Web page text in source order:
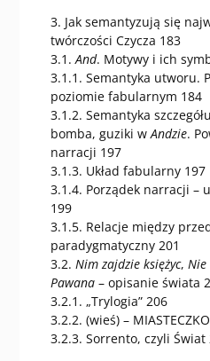
3. Jak semantyzują się
twórczości Czycza 183
3.1.And. Motywy i ich
3.1.1. Semantyka utworu.
poziomie fabularnym 184
3.1.2. Semantyka
bomba, guziki wAndzie.
narracji 197
3.1.3. Układ fabularny 197
3.1.4. Porządek narracji –
199
3.1.5. Relacje między
paradygmatyczny 201
3.2. Nim zajdzie księżyc, Nie
Pawana– opisanie świata
3.2.1. „Trylogia” 206
3.2.2. (wieś) –
3.2.3. Sorrento, czyli Świat